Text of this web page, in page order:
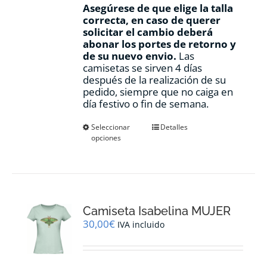
Asegúrese de que elige la talla
correcta, en caso de querer
solicitar el cambio deberá
abonar los portes de retorno y
de su nuevo envio. Las
camisetas se sirven 4 días
después de la realización de su
pedido, siempre que no caiga en
día festivo o fin de semana.
Seleccionar
opciones
Este
se
pueden
en
Detalles
Camiseta Isabelina MUJER
30,00€ IVA incluido